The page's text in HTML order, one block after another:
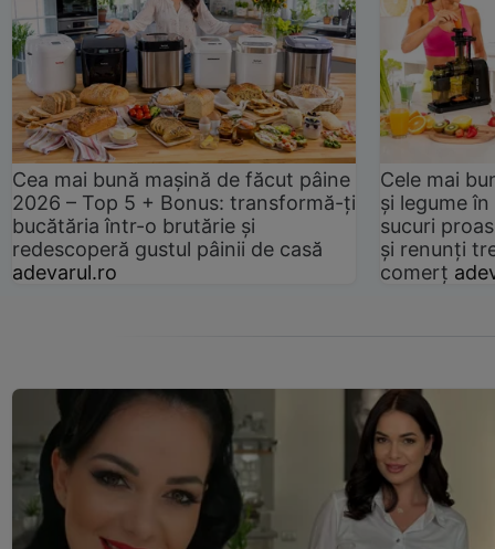
Cea mai bună mașină de făcut pâine
2026 – Top 5 + Bonus: transformă-ți
bucătăria într-o brutărie și
redescoperă gustul pâinii de casă
adevarul.ro
Cele mai
și legume
sucuri
și renunți
comerț